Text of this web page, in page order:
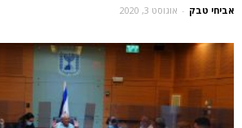
אביחי טבק - אוגוסט 3, 2020